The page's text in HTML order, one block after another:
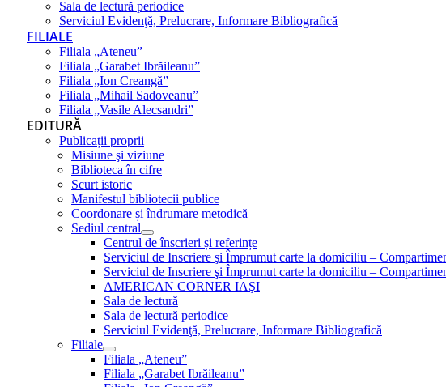
Sala de lectură periodice
Serviciul Evidenţă, Prelucrare, Informare Bibliografică
FILIALE
Filiala „Ateneu”
Filiala „Garabet Ibrăileanu”
Filiala „Ion Creangă”
Filiala „Mihail Sadoveanu”
Filiala „Vasile Alecsandri”
EDITURĂ
Publicații proprii
Misiune şi viziune
Biblioteca în cifre
Scurt istoric
Manifestul bibliotecii publice
Coordonare și îndrumare metodică
Sediul central
Centrul de înscrieri și referințe
Serviciul de Inscriere şi Împrumut carte la domiciliu –
Serviciul de Inscriere şi Împrumut carte la domiciliu –
AMERICAN CORNER IAŞI
Sala de lectură
Sala de lectură periodice
Serviciul Evidenţă, Prelucrare, Informare Bibliografică
Filiale
Filiala „Ateneu”
Filiala „Garabet Ibrăileanu”